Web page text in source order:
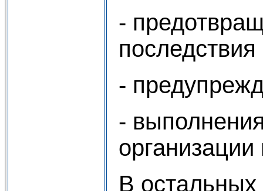
-
-
-
В остальных